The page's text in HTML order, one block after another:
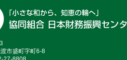
市盛町字町6-8